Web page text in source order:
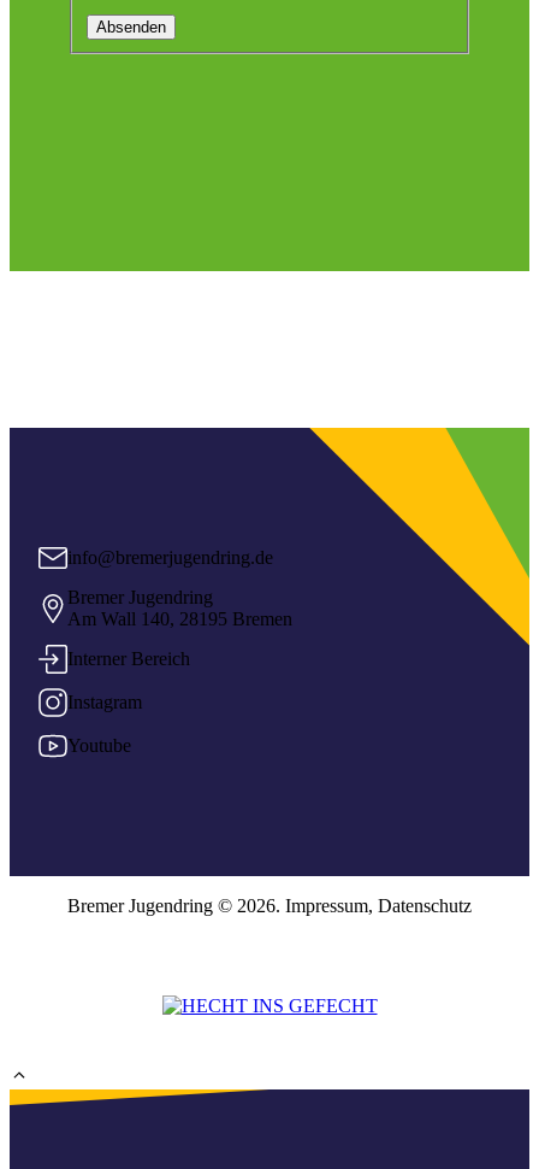
Absenden
info@bremerjugendring.de
Bremer Jugendring
Am Wall 140, 28195 Bremen
Interner Bereich
Instagram
Youtube
Bremer Jugendring © 2026. Impressum, Datenschutz